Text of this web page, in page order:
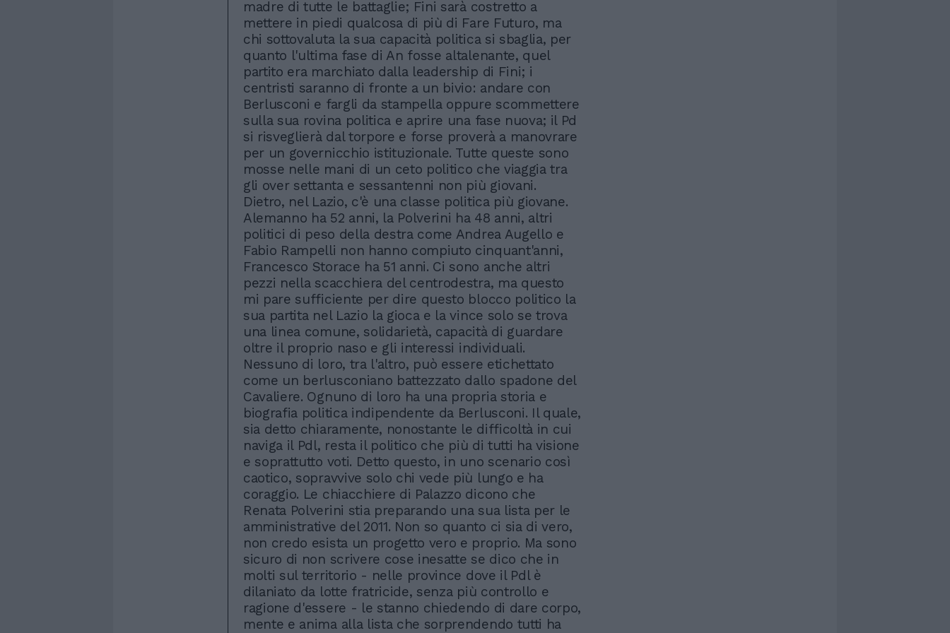
madre di tutte le battaglie; Fini sarà costretto a
mettere in piedi qualcosa di più di Fare Futuro, ma
chi sottovaluta la sua capacità politica si sbaglia, per
quanto l'ultima fase di An fosse altalenante, quel
partito era marchiato dalla leadership di Fini; i
centristi saranno di fronte a un bivio: andare con
Berlusconi e fargli da stampella oppure scommettere
sulla sua rovina politica e aprire una fase nuova; il Pd
si risveglierà dal torpore e forse proverà a manovrare
per un governicchio istituzionale. Tutte queste sono
mosse nelle mani di un ceto politico che viaggia tra
gli over settanta e sessantenni non più giovani.
Dietro, nel Lazio, c'è una classe politica più giovane.
Alemanno ha 52 anni, la Polverini ha 48 anni, altri
politici di peso della destra come Andrea Augello e
Fabio Rampelli non hanno compiuto cinquant'anni,
Francesco Storace ha 51 anni. Ci sono anche altri
pezzi nella scacchiera del centrodestra, ma questo
mi pare sufficiente per dire questo blocco politico la
sua partita nel Lazio la gioca e la vince solo se trova
una linea comune, solidarietà, capacità di guardare
oltre il proprio naso e gli interessi individuali.
Nessuno di loro, tra l'altro, può essere etichettato
come un berlusconiano battezzato dallo spadone del
Cavaliere. Ognuno di loro ha una propria storia e
biografia politica indipendente da Berlusconi. Il quale,
sia detto chiaramente, nonostante le difficoltà in cui
naviga il Pdl, resta il politico che più di tutti ha visione
e soprattutto voti. Detto questo, in uno scenario così
caotico, sopravvive solo chi vede più lungo e ha
coraggio. Le chiacchiere di Palazzo dicono che
Renata Polverini stia preparando una sua lista per le
amministrative del 2011. Non so quanto ci sia di vero,
non credo esista un progetto vero e proprio. Ma sono
sicuro di non scrivere cose inesatte se dico che in
molti sul territorio - nelle province dove il Pdl è
dilaniato da lotte fratricide, senza più controllo e
ragione d'essere - le stanno chiedendo di dare corpo,
mente e anima alla lista che sorprendendo tutti ha